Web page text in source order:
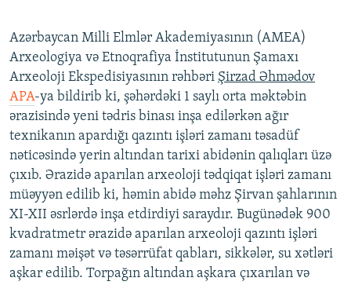
XƏBƏR BÜLLETENLƏRIMIZ
Azərbaycan Milli Elmlər Akademiyasının (AMEA)
Arxeologiya və Etnoqrafiya İnstitutunun Şamaxı
Arxeoloji Ekspedisiyasının rəhbəri Şirzad Əhmədov
APA-ya bildirib ki, şəhərdəki 1 saylı orta məktəbin
ərazisində yeni tədris binası inşa edilərkən ağır
texnikanın apardığı qazıntı işləri zamanı təsadüf
nəticəsində yerin altından tarixi abidənin qalıqları üzə
çıxıb. Ərazidə aparılan arxeoloji tədqiqat işləri zamanı
müəyyən edilib ki, həmin abidə məhz Şirvan şahlarının
XI-XII əsrlərdə inşa etdirdiyi saraydır. Bugünədək 900
kvadratmetr ərazidə aparılan arxeoloji qazıntı işləri
zamanı məişət və təsərrüfat qabları, sikkələr, su xətləri
aşkar edilib. Torpağın altından aşkara çıxarılan və